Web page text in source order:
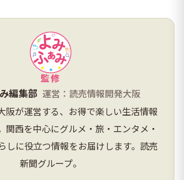
監修
編集部 運営：読売情報開発大阪
阪が運営する、お得で楽しい生活情報
関西を中心にグルメ・旅・エンタメ・
しに役立つ情報をお届けします。読売
新聞グループ。